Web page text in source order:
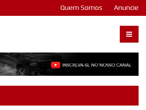
Quem Somos Anuncie